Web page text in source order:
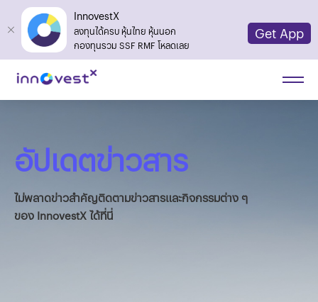
InnovestX
ลงทุนได้ครบ หุ้นไทย หุ้นนอก
กองทุนรวม SSF RMF โหลดเลย
Get App
อัปเดตข่าวสาร
ไม่พลาดข่าวสำคัญติดตามข่าวสารและกิจกรรมต่าง ๆ
ของ InnovestX ได้ที่นี่